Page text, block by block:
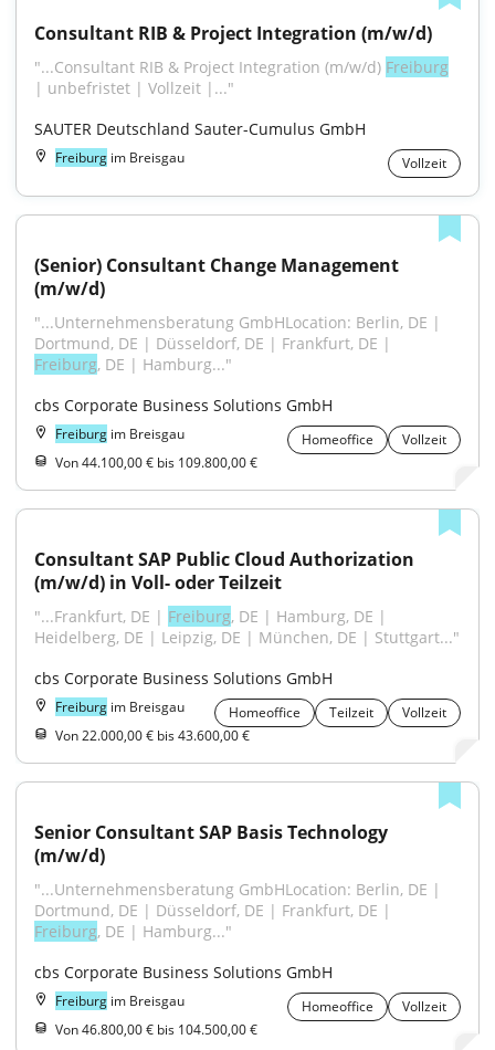
Consultant RIB & Project Integration (m/w/d)
"...Consultant RIB & Project Integration (m/w/d) Freiburg
| unbefristet | Vollzeit |..."
SAUTER Deutschland Sauter-Cumulus GmbH
Freiburg im Breisgau Vollzeit
(Senior) Consultant Change Management
(m/w/d)
"...Unternehmensberatung GmbHLocation: Berlin, DE |
Freiburg, DE | Hamburg..."
cbs Corporate Business Solutions GmbH
Freiburg im Breisgau Homeoffice
Vollzeit
Von 44.100,00 € bis 109.800,00 €
Consultant SAP Public Cloud Authorization
(m/w/d) in Voll- oder Teilzeit
"...Frankfurt, DE | Freiburg, DE | Hamburg, DE |
Heidelberg, DE | Leipzig, DE | München, DE | Stuttgart..."
cbs Corporate Business Solutions GmbH
Freiburg im Breisgau Homeoffice Teilzeit
Vollzeit
Von 22.000,00 € bis 43.600,00 €
Senior Consultant SAP Basis Technology
(m/w/d)
"...Unternehmensberatung GmbHLocation: Berlin, DE |
Freiburg, DE | Hamburg..."
cbs Corporate Business Solutions GmbH
Freiburg im Breisgau Homeoffice
Vollzeit
Von 46.800,00 € bis 104.500,00 €